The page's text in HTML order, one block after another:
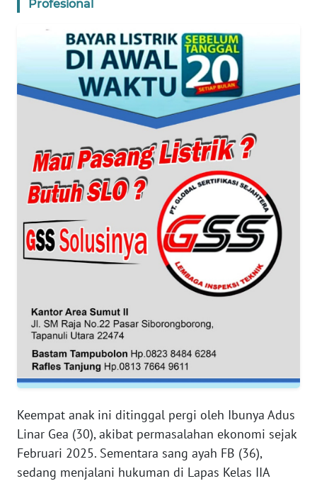
Profesional
Keempat anak ini ditinggal pergi oleh Ibunya Adus
Linar Gea (30), akibat permasalahan ekonomi sejak
Februari 2025. Sementara sang ayah FB (36),
sedang menjalani hukuman di Lapas Kelas IIA
WN
SUMUT
WN
BANTEN
WN
NTT
WN
PAPUA
WN
WN
RIAU